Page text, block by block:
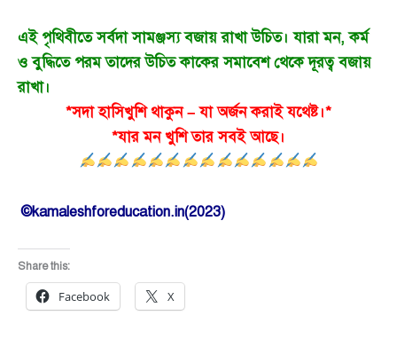
এই পৃথিবীতে সর্বদা সামঞ্জস্য বজায় রাখা উচিত। যারা মন, কর্ম
ও বুদ্ধিতে পরম তাদের উচিত কাকের সমাবেশ থেকে দূরত্ব বজায়
রাখা।
*সদা হাসিখুশি থাকুন – যা অর্জন করাই যথেষ্ট।*
*যার মন খুশি তার সবই আছে।
©kamaleshforeducation.in(2023)
Share this:
Facebook X